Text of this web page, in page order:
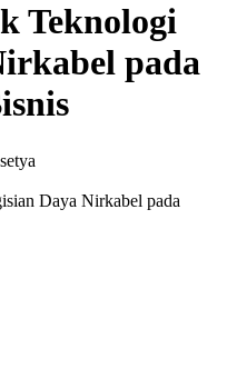
Teknologi
pada